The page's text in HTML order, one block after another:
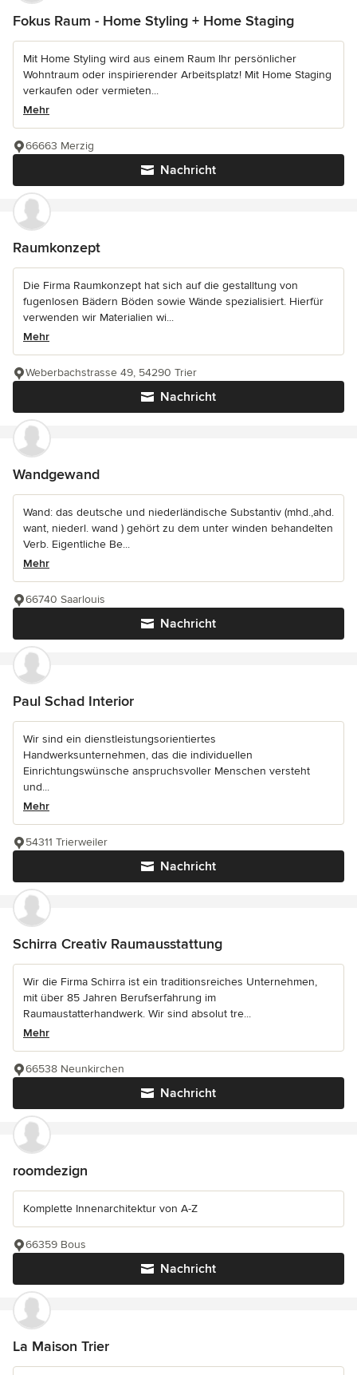
Fokus Raum - Home Styling + Home Staging
Mit Home Styling wird aus einem Raum Ihr persönlicher
Wohntraum oder inspirierender Arbeitsplatz! Mit Home Staging
verkaufen oder vermieten...
Mehr
Nachricht
66663 Merzig
Raumkonzept
Die Firma Raumkonzept hat sich auf die gestalltung von
fugenlosen Bädern Böden sowie Wände spezialisiert. Hierfür
verwenden wir Materialien wi...
Mehr
Nachricht
Weberbachstrasse 49, 54290 Trier
Wandgewand
Wand: das deutsche und niederländische Substantiv (mhd.,ahd.
want, niederl. wand ) gehört zu dem unter winden behandelten
Verb. Eigentliche Be...
Mehr
Nachricht
66740 Saarlouis
Paul Schad Interior
Wir sind ein dienstleistungsorientiertes
Handwerksunternehmen, das die individuellen
Einrichtungswünsche anspruchsvoller Menschen versteht
und...
Mehr
Nachricht
54311 Trierweiler
Schirra Creativ Raumausstattung
Wir die Firma Schirra ist ein traditionsreiches Unternehmen,
mit über 85 Jahren Berufserfahrung im
Raumaustatterhandwerk. Wir sind absolut tre...
Mehr
Nachricht
66538 Neunkirchen
roomdezign
Komplette Innenarchitektur von A-Z
Nachricht
66359 Bous
La Maison Trier